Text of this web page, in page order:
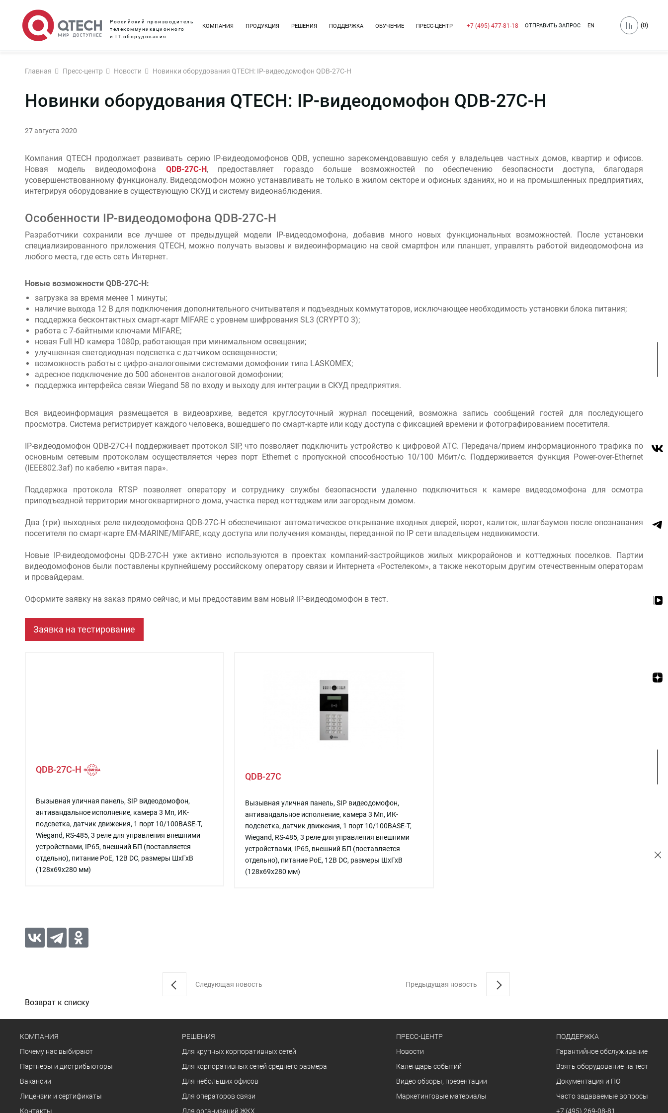
Российский производитель
телекоммуникационного
и IT-оборудования
КОМПАНИЯ ПРОДУКЦИЯ РЕШЕНИЯ ПОДДЕРЖКА ОБУЧЕНИЕ ПРЕСС-ЦЕНТР +7 (495) 477-81-18 ОТПРАВИТЬ ЗАПРОС EN (0)
Главная Пресс-центр Новости Новинки оборудования QTECH: IP-видеодомофон QDB-27C-H
Новинки оборудования QTECH: IP-видеодомофон QDB-27C-H
27 августа 2020
Компания QTECH продолжает развивать серию IP-видеодомофонов QDB, успешно зарекомендовавшую себя у владельцев частных домов, квартир и офисов.
Новая модель видеодомофона QDB-27C-H, предоставляет гораздо больше возможностей по обеспечению безопасности доступа, благодаря
усовершенствованному функционалу. Видеодомофон можно устанавливать не только в жилом секторе и офисных зданиях, но и на промышленных предприятиях,
интегрируя оборудование в существующую СКУД и систему видеонаблюдения.
Особенности IP-видеодомофона QDB-27C-H
Разработчики сохранили все лучшее от предыдущей модели IP-видеодомофона, добавив много новых функциональных возможностей. После установки
специализированного приложения QTECH, можно получать вызовы и видеоинформацию на свой смартфон или планшет, управлять работой видеодомофона из
любого места, где есть сеть Интернет.
Новые возможности QDB-27C-H:
загрузка за время менее 1 минуты;
наличие выхода 12 В для подключения дополнительного считывателя и подъездных коммутаторов, исключающее необходимость установки блока питания;
поддержка бесконтактных смарт-карт MIFARE с уровнем шифрования SL3 (CRYPTO 3);
работа с 7-байтными ключами MIFARE;
новая Full HD камера 1080p, работающая при минимальном освещении;
улучшенная светодиодная подсветка с датчиком освещенности;
возможность работы с цифро-аналоговыми системами домофонии типа LASKOMEX;
адресное подключение до 500 абонентов аналоговой домофонии;
поддержка интерфейса связи Wiegand 58 по входу и выходу для интеграции в СКУД предприятия.
Вся видеоинформация размещается в видеоархиве, ведется круглосуточный журнал посещений, возможна запись сообщений гостей для последующего
просмотра. Система регистрирует каждого человека, вошедшего по смарт-карте или коду доступа с фиксацией времени и фотографированием посетителя.
IP-видеодомофон QDB-27C-H поддерживает протокол SIP, что позволяет подключить устройство к цифровой АТС. Передача/прием информационного трафика по
основным сетевым протоколам осуществляется через порт Ethernet с пропускной способностью 10/100 Мбит/с. Поддерживается функция Power-over-Ethernet
(IEEE802.3af) по кабелю «витая пара».
Поддержка протокола RTSP позволяет оператору и сотруднику службы безопасности удаленно подключиться к камере видеодомофона для осмотра
приподъездной территории многоквартирного дома, участка перед коттеджем или загородным домом.
Два (три) выходных реле видеодомофона QDB-27C-H обеспечивают автоматическое открывание входных дверей, ворот, калиток, шлагбаумов после опознавания
посетителя по смарт-карте EM-MARINE/MIFARE, коду доступа или получения команды, переданной по IP сети владельцем недвижимости.
Новые IP-видеодомофоны QDB-27C-H уже активно используются в проектах компаний-застройщиков жилых микрорайонов и коттеджных поселков. Партии
видеодомофонов были поставлены крупнейшему российскому оператору связи и Интернета «Ростелеком», а также некоторым другим отечественным операторам
и провайдерам.
Оформите заявку на заказ прямо сейчас, и мы предоставим вам новый IP-видеодомофон в тест.
QDB-27C-H
Вызывная уличная панель, SIP видеодомофон,
антивандальное исполнение, камера 3 Mп, ИК-
подсветка, датчик движения, 1 порт 10/100BASE-T,
Wiegand, RS-485, 3 реле для управления внешними
устройствами, IP65, внешний БП (поставляется
отдельно), питание PoE, 12В DC, размеры ШхГхВ
(128x69x280 мм)
QDB-27C
Вызывная уличная панель, SIP видеодомофон,
антивандальное исполнение, камера 3 Mп, ИК-
подсветка, датчик движения, 1 порт 10/100BASE-T,
Wiegand, RS-485, 3 реле для управления внешними
устройствами, IP65, внешний БП (поставляется
отдельно), питание PoE, 12В DC, размеры ШхГхВ
(128x69x280 мм)
Предыдущая новость
Следующая новость
Возврат к списку
КОМПАНИЯ
Почему нас выбирают
Партнеры и дистрибьюторы
Вакансии
Лицензии и сертификаты
Контакты
РЕШЕНИЯ
Для крупных корпоративных сетей
Для корпоративных сетей среднего размера
Для небольших офисов
Для операторов связи
Для организаций ЖКХ
ПРЕСС-ЦЕНТР
Новости
Календарь событий
Видео обзоры, презентации
Маркетинговые материалы
ПОДДЕРЖКА
Гарантийное обслуживание
Взять оборудование на тест
Документация и ПО
Часто задаваемые вопросы
+7 (495) 269-08-81